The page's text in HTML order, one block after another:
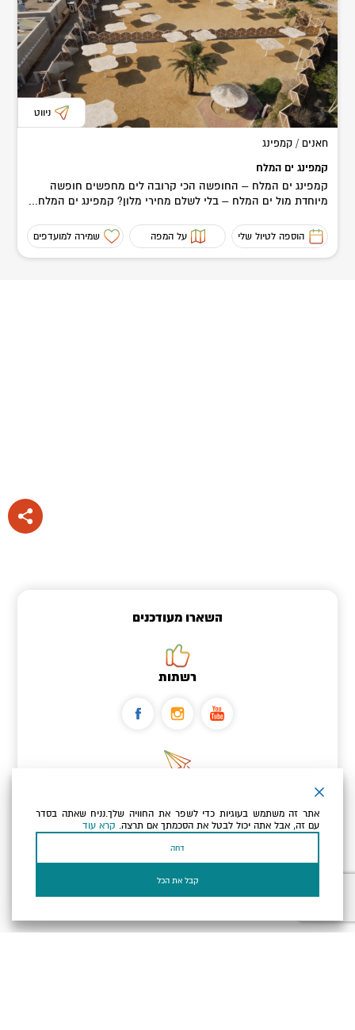
ניווט
חאנים / קמפינג
קמפינג ים המלח
קמפינג ים המלח – החופשה הכי קרובה לים מחפשים חופשה
מיוחדת מול ים המלח – בלי לשלם מחירי מלון? קמפינג ים המלח...
הוספה לטיול שלי על המפה שמירה למועדפים
השארו מעודכנים
רשתות
כתובת הדוא"ל שלך
אני מאשר/ת שקראתי ומסכים/הלמדיניות הפרטיות ולמדיניות
אתר זה משתמש בעוגיות כדי לשפר את החוויה שלך.נניח שאתה בסדר
עם זה, אבל אתה יכול לבטל את הסכמתך אם תרצה. קרא עוד
דחה
קבל את הכל